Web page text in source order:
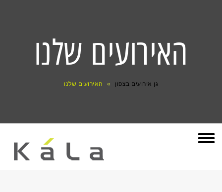
האירועים שלנו
גן אירועים בצפון » האירועים שלנו
תפריט